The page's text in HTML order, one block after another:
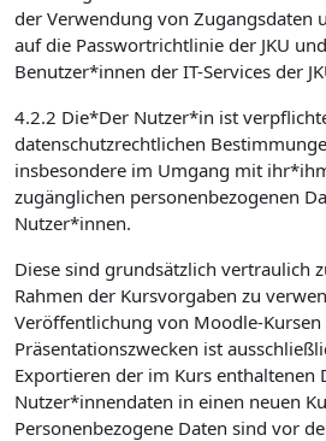
der Verwendung von Zugangsdaten
auf die Passwortrichtlinie der JKU
Benutzer*innen der IT-Services der
4.2.2 Die*Der Nutzer*in ist
datenschutzrechtlichen
insbesondere im Umgang mit
zugänglichen personenbezogenen
Nutzer*innen.
Diese sind grundsätzlich vertraulich
Rahmen der Kursvorgaben zu
Veröffentlichung von Moodle-Kursen
Präsentationszwecken ist
Exportieren der im Kurs enthaltenen
Nutzer*innendaten in einen neuen
Personenbezogene Daten sind vor